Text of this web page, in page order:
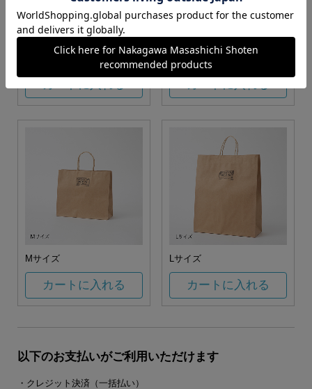
S・M・Lサイズより当店に
Sサイズ
Mサイズ
カートに入れる
Lサイズ
カートに入れる
以下のお支払いがご利用いただけます
・クレジット決済（一括払い）